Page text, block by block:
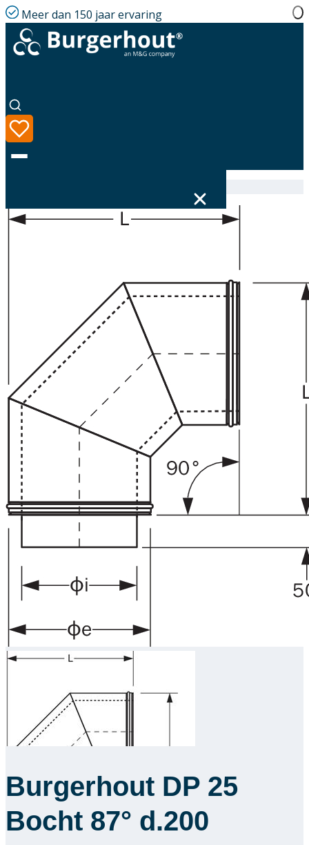
Meer dan 150 jaar ervaring
Downloads
Academy
Over ons
Contact
Burgerhout DP 25
Bocht 87° d.200